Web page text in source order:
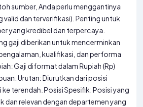
sumber, Anda perlu menggantinya
valid dan terverifikasi). Penting untuk
yang kredibel dan terpercaya.
gaji diberikan untuk mencerminkan
kualifikasi, dan performa
Gaji diformat dalam Rupiah (Rp)
Urutan: Diurutkan dari posisi
terendah. Posisi Spesifik: Posisi yang
dan relevan dengan departemen yang